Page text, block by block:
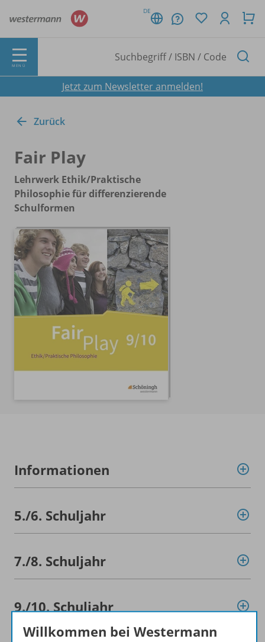
DE
MENÜ
Jetzt zum Newsletter anmelden!
Zurück
Fair Play
Lehrwerk Ethik/Praktische
Philosophie für differenzierende
Schulformen
Informationen
5./6. Schuljahr
7./8. Schuljahr
9./10. Schuljahr
Willkommen bei Westermann